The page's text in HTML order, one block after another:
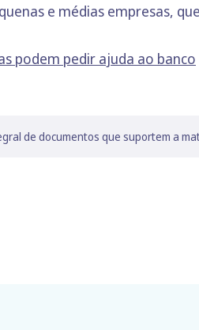
e médias empresas,
podem pedir ajuda ao banco
de documentos que suportem a